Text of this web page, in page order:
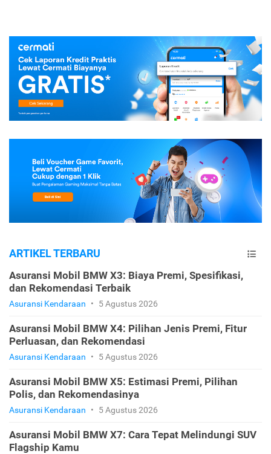
ARTIKEL TERBARU
Asuransi Mobil BMW X3: Biaya Premi, Spesifikasi,
dan Rekomendasi Terbaik
Asuransi Kendaraan • 5 Agustus 2026
Asuransi Mobil BMW X4: Pilihan Jenis Premi, Fitur
Perluasan, dan Rekomendasi
Asuransi Kendaraan • 5 Agustus 2026
Asuransi Mobil BMW X5: Estimasi Premi, Pilihan
Polis, dan Rekomendasinya
Asuransi Kendaraan • 5 Agustus 2026
Asuransi Mobil BMW X7: Cara Tepat Melindungi SUV
Flagship Kamu